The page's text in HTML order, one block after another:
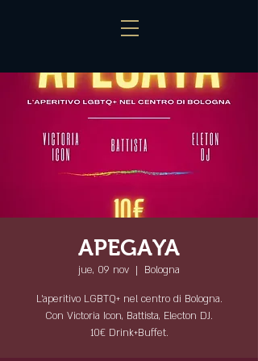
APEGAYA
jue, 09 nov
  |
Bologna
L'aperitivo LGBTQ+ nel centro di Bologna.
Con Victoria Icon, Battista, Electon DJ.
10€ Drink+Buffet.